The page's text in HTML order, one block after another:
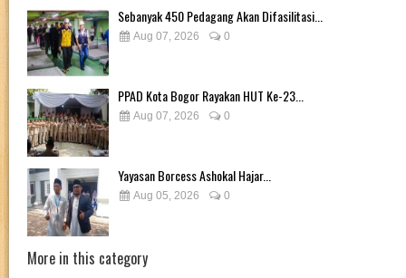
Sebanyak 450 Pedagang Akan Difasilitasi...
Aug 07, 2026 0
PPAD Kota Bogor Rayakan HUT Ke-23...
Aug 07, 2026 0
Yayasan Borcess Ashokal Hajar...
Aug 05, 2026 0
More in this category